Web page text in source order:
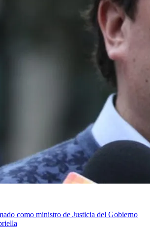
como ministro de Justicia del Gobierno